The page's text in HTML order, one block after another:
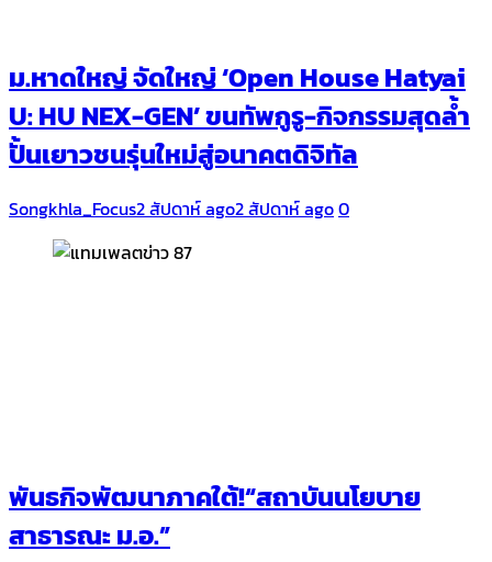
ม.หาดใหญ่ จัดใหญ่ ‘Open House Hatyai
U: HU NEX-GEN’ ขนทัพกูรู-กิจกรรมสุดล้ำ
ปั้นเยาวชนรุ่นใหม่สู่อนาคตดิจิทัล
Songkhla_Focus2 สัปดาห์ ago2 สัปดาห์ ago0
พันธกิจพัฒนาภาคใต้!“สถาบันนโยบาย
สาธารณะ ม.อ.”